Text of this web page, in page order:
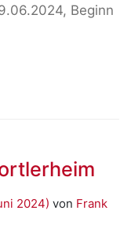
Beginn
2024) von Frank